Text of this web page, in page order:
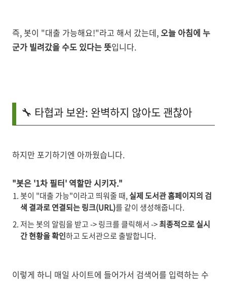
즉, 봇이 "대출 가능해요!"라고 해서 갔는데,오늘 아침에 누
군가 빌려갔을 수도 있다는 뜻입니다.
🔧 타협과 보완: 완벽하지 않아도 괜찮아
하지만 포기하기엔 아까웠습니다.
"봇은 '1차 필터' 역할만 시키자."
봇이 "대출 가능"이라고 띄워줄 때,실제 도서관 홈페이지의 검
색 결과로 연결되는 링크(URL)를 같이 생성해줍니다.
저는 봇의 알림을 받고 -> 링크를 클릭해서 ->최종적으로 실시
간 현황을 확인하고 도서관으로 출발합니다.
이렇게 하니 매일 사이트에 들어가서 검색어를 입력하는 수